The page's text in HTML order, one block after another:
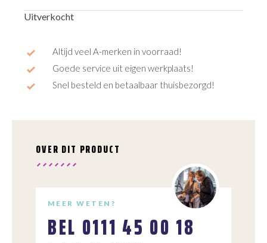
Uitverkocht
Altijd veel A-merken in voorraad!
Goede service uit eigen werkplaats!
Snel besteld en betaalbaar thuisbezorgd!
OVER DIT PRODUCT
MEER WETEN?
BEL 0111 45 00 18